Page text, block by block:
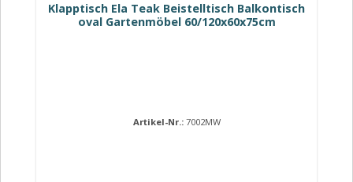
Klapptisch Ela Teak Beistelltisch Balkontisch
oval Gartenmöbel 60/120x60x75cm
Artikel-Nr.: 7002MW